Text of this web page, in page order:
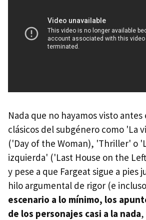
Nada que no hayamos visto
clásicos del subgénero como 'La
('Day of the Woman), 'Thriller' o
izquierda' ('Last House on the
y pese a que Fargeat sigue a pies
hilo argumental de rigor (e incluso
escenario a lo mínimo, los
de los personajes casi a la nada,